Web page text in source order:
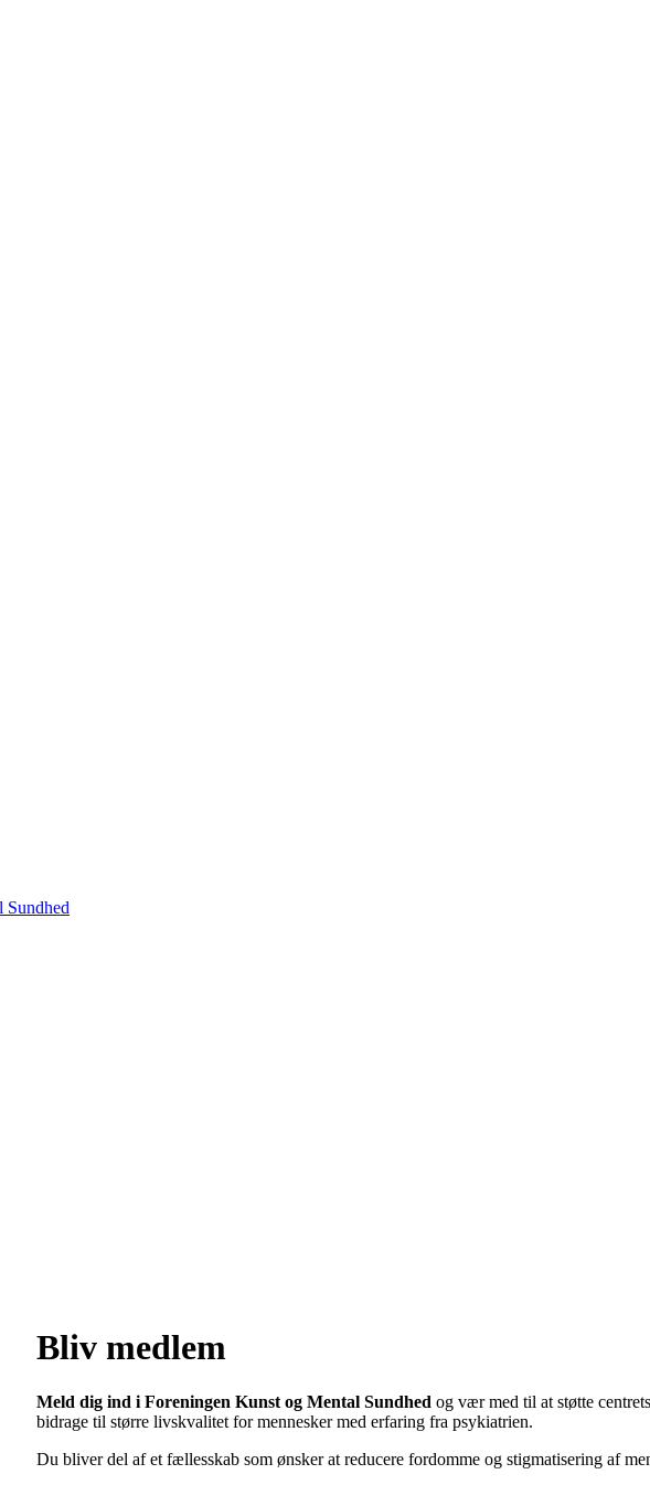
Sundhed
Bliv medlem
Meld dig ind i Foreningen Kunst og Mental Sundhed og vær med til at støtte
bidrage til større livskvalitet for mennesker med erfaring fra psykiatrien.
Du bliver del af et fællesskab som ønsker at reducere fordomme og stigmatisering af